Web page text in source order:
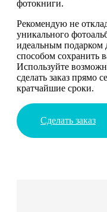
фотокниги.
Рекомендую не
уникального
идеальным подарком
способом
Используйте
сделать заказ прямо
кратчайшие сроки.
Сделать заказ